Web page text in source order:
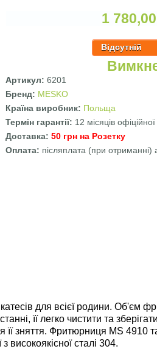
1
Артикул:6201
Бренд: MESKO
Країна виробник: Польща
Термін гарантії: 12 місяців
Доставка:50 грн на Розетку
Оплата: післяплата (при отриманні)
для всієї родини. Об'єм
її легко чистити та
її зняття. Фритюрниця MS
високоякісної сталі 304.